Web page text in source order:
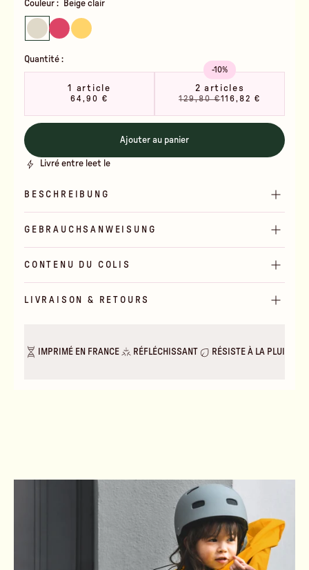
Couleur : Beige clair
Quantité :
1 article
64,90 €
-10%
2 articles
129,80 €116,82 €
Ajouter au panier
Livré entre leet le
BESCHREIBUNG
GEBRAUCHSANWEISUNG
CONTENU DU COLIS
LIVRAISON & RETOURS
IMPRIMÉ EN FRANCE RÉFLÉCHISSANT RÉSISTE À LA PLUIE &